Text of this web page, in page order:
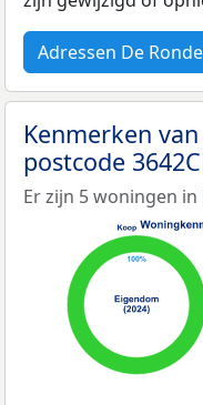
Adressen De
Kenmerken
postcode
Er zijn 5 woningen in